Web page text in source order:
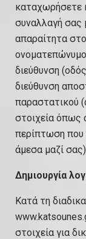
καταχωρήσετε
συναλλαγή σας
απαραίτητα
διεύθυνση
διεύθυνση
παραστατικού
στοιχεία όπως
περίπτωση που
άμεσα μαζί
Δημιουργία
Κατά τη
στοιχεία για